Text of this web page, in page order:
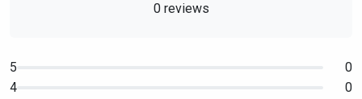
0 reviews
5
0
4
0